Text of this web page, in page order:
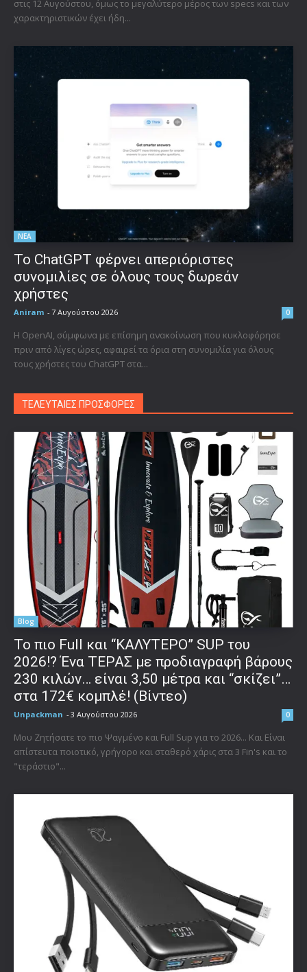
στις 12 Αυγούστου, όμως το μεγαλύτερο μέρος των specs και των
χαρακτηριστικών έχει ήδη...
ΝΕΑ
Το ChatGPT φέρνει απεριόριστες
συνομιλίες σε όλους τους δωρεάν
χρήστες
Aniram - 7 Αυγούστου 2026 0
Η OpenAI, σύμφωνα με επίσημη ανακοίνωση που κυκλοφόρησε
πριν από λίγες ώρες, αφαιρεί τα όρια στη συνομιλία για όλους
τους χρήστες του ChatGPT στα...
ΤΕΛΕΥΤΑΙΕΣ ΠΡΟΣΦΟΡΕΣ
Blog
To πιο Full και “ΚΑΛΥΤΕΡΟ” SUP του
2026!? Ένα ΤΕΡΑΣ με προδιαγραφή βάρους
230 κιλών… είναι 3,50 μέτρα και “σκίζει”…
στα 172€ κομπλέ! (Βίντεο)
Unpackman - 3 Αυγούστου 2026 0
Μου Ζητήσατε το πιο Ψαγμένο και Full Sup για το 2026... Και Είναι
απίστευτα ποιοτικό, γρήγορο και σταθερό χάρις στα 3 Fin's και το
"τεράστιο"...